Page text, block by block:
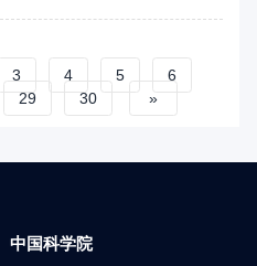
，ERAD正被重新定义为一个高度动
母细胞中储存的生殖质（germ
某些特定的细胞可以通过继承生殖质
，成为原始生殖细胞（primordial
胞逐渐获得生殖细胞命运成为
3 4 5
6
29 30 »
中国科学院